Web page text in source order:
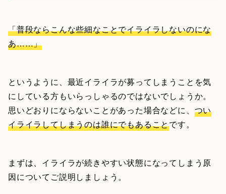
「普段ならこんな些細なことでイライラしないのにな
あ……」
というように、最近イライラが募ってしまうことを気
にしている方もいらっしゃるのではないでしょうか。
思いどおりにならないことがあった場合などに、 つい
イライラしてしまうのは誰にでもあることです。
まずは、イライラが続きやすい状態になってしまう原
因についてご説明しましょう。